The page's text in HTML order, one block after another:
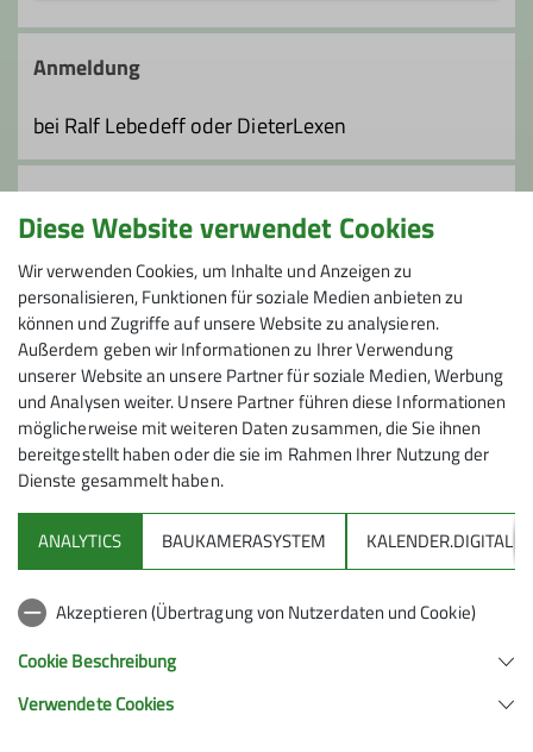
Hier gehts zur Lankhütte
Oberlose 553
A - 6867 Schwarzenberg
Anmeldung
bei Ralf Lebedeff oder DieterLexen
Anmeldung bis
12.01.2025
Maximale Teilnehmeranzahl
10
DAV Infos zu Bergsport allgemein
Deutscher Alpenverein (DAV) Friedrichshafen e.V.
Diese Website verwendet Cookies
Wir verwenden Cookies, um Inhalte und Anzeigen zu
personalisieren, Funktionen für soziale Medien anbieten zu
können und Zugriffe auf unsere Website zu analysieren.
Außerdem geben wir Informationen zu Ihrer Verwendung
unserer Website an unsere Partner für soziale Medien, Werbung
und Analysen weiter. Unsere Partner führen diese Informationen
möglicherweise mit weiteren Daten zusammen, die Sie ihnen
bereitgestellt haben oder die sie im Rahmen Ihrer Nutzung der
Dienste gesammelt haben.
ANALYTICS BAUKAMERASYSTEM KALENDER.DIGITAL
Akzeptieren (Übertragung von Nutzerdaten und Cookie)
Cookie Beschreibung
Verwendete Cookies